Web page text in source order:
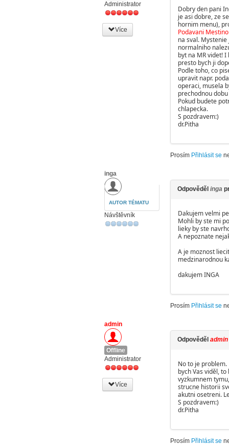
Administrator
Více
Dobry den pani
je asi dobre, ze
hornim menu),
Podavani
na sval.
normalniho
byt na MR videt!
presto bych ji
Podle toho, co
upravit napr.
operaci, musela
prechodnou
Pokud budete
chlapecka.
S pozdravem:)
dr.Pitha
Prosím Přihlásit se
inga
AUTOR TÉMATU
Návštěvník
Odpověděl inga
Dakujem velmi
Mohli by ste mi
lieky by ste
A nepoznate
A je moznost
medzinarodnou
dakujem INGA
Prosím Přihlásit se
admin
Offline
Administrator
Více
Odpověděl admin
No to je
bych Vas viděl,
vyzkumnem
strucne historii
akutni osetreni.
S pozdravem:)
dr.Pitha
Prosím Přihlásit se